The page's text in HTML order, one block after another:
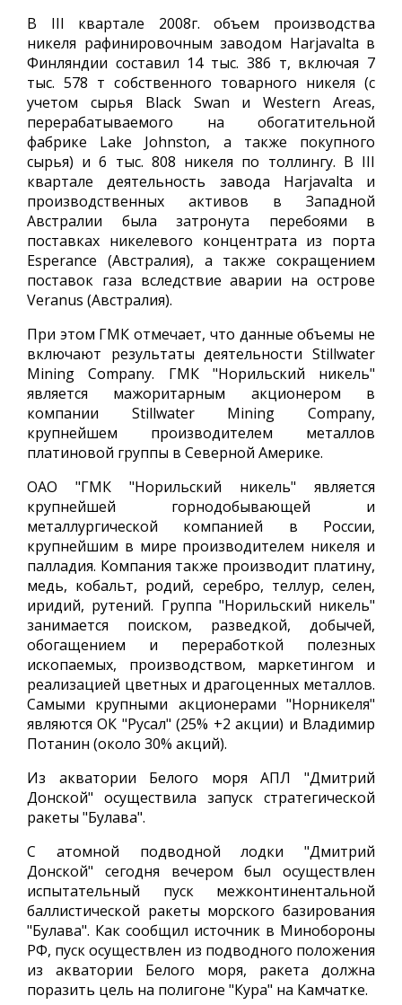
В III квартале 2008г. объем производства
никеля рафинировочным заводом Harjavalta в
Финляндии составил 14 тыс. 386 т, включая 7
тыс. 578 т собственного товарного никеля (с
учетом сырья Black Swan и Western Areas,
перерабатываемого на обогатительной
фабрике Lake Johnston, а также покупного
сырья) и 6 тыс. 808 никеля по толлингу. В III
квартале деятельность завода Harjavalta и
производственных активов в Западной
Австралии была затронута перебоями в
поставках никелевого концентрата из порта
Esperance (Австралия), а также сокращением
поставок газа вследствие аварии на острове
Veranus (Австралия).
При этом ГМК отмечает, что данные объемы не
включают результаты деятельности Stillwater
Mining Company. ГМК "Норильский никель"
является мажоритарным акционером в
компании Stillwater Mining Company,
крупнейшем производителем металлов
платиновой группы в Северной Америке.
ОАО "ГМК "Норильский никель" является
крупнейшей горнодобывающей и
металлургической компанией в России,
крупнейшим в мире производителем никеля и
палладия. Компания также производит платину,
медь, кобальт, родий, серебро, теллур, селен,
иридий, рутений. Группа "Норильский никель"
занимается поиском, разведкой, добычей,
обогащением и переработкой полезных
ископаемых, производством, маркетингом и
реализацией цветных и драгоценных металлов.
Самыми крупными акционерами "Норникеля"
являются ОК "Русал" (25% +2 акции) и Владимир
Потанин (около 30% акций).
Из акватории Белого моря АПЛ "Дмитрий
Донской" осуществила запуск стратегической
ракеты "Булава".
С атомной подводной лодки "Дмитрий
Донской" сегодня вечером был осуществлен
испытательный пуск межконтинентальной
баллистической ракеты морского базирования
"Булава". Как сообщил источник в Минобороны
РФ, пуск осуществлен из подводного положения
из акватории Белого моря, ракета должна
поразить цель на полигоне "Кура" на Камчатке.